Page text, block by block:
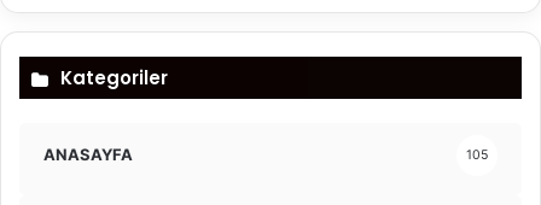
Kategoriler
ANASAYFA 105